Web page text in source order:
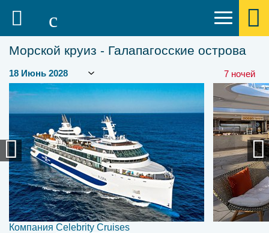
Морской круиз - Галапагосские острова
7 ночей
Компания Celebrity Cruises